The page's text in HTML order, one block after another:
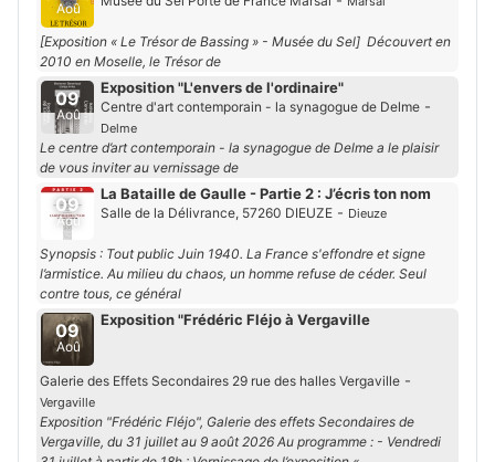
Aoû
[Exposition « Le Trésor de Bassing » - Musée du Sel] Découvert en
2010 en Moselle, le Trésor de
09
Aoû
Exposition "L'envers de l'ordinaire"
Centre d'art contemporain - la synagogue de Delme -
Delme
Le centre d’art contemporain - la synagogue de Delme a le plaisir
de vous inviter au vernissage de
09
Aoû
La Bataille de Gaulle - Partie 2 : J’écris ton nom
Salle de la Délivrance, 57260 DIEUZE - Dieuze
Synopsis : Tout public Juin 1940. La France s'effondre et signe
l’armistice. Au milieu du chaos, un homme refuse de céder. Seul
contre tous, ce général
09
Aoû
Exposition "Frédéric Fléjo à Vergaville
Galerie des Effets Secondaires 29 rue des halles Vergaville -
Vergaville
Exposition "Frédéric Fléjo", Galerie des effets Secondaires de
Vergaville, du 31 juillet au 9 août 2026 Au programme : - Vendredi